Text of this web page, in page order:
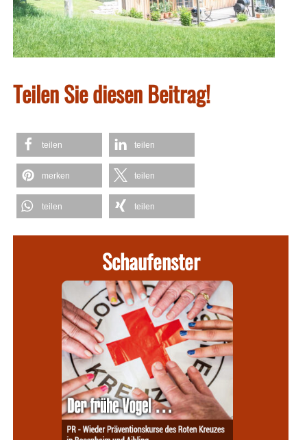
Teilen Sie diesen Beitrag!
teilen teilen
merken teilen
teilen teilen
Schaufenster